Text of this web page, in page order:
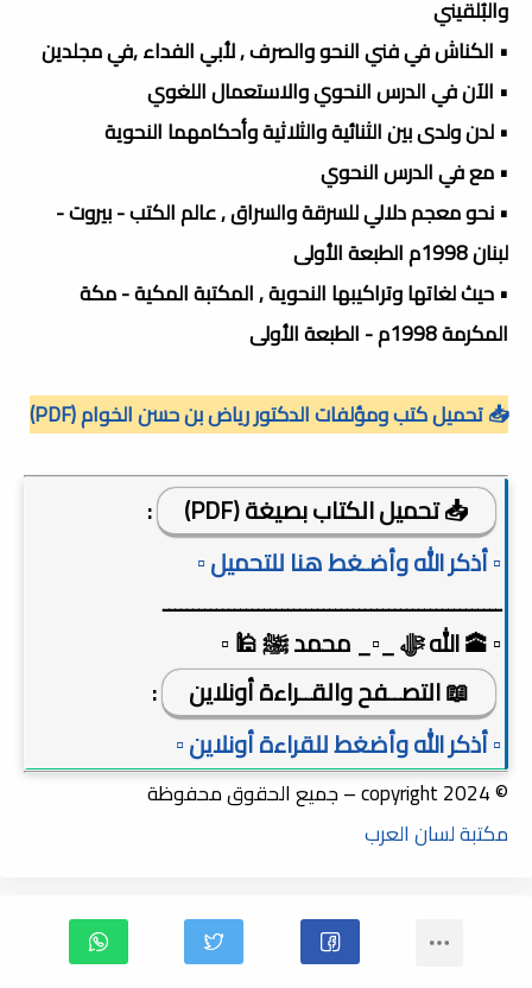
والبُلقيني
• الكناش في فني النحو والصرف , لأبي الفداء ,في مجلدين
• الآن في الدرس النحوي والاستعمال اللغوي
• لدن ولدى بين الثنائية والثلاثية وأحكامهما النحوية
• مع في الدرس النحوي
• نحو معجم دلالي للسرقة والسراق , عالم الكتب - بيروت -
لبنان 1998م الطبعة الأولى
• حيث لغاتها وتراكيبها النحوية , المكتبة المكية - مكة
المكرمة 1998م - الطبعة الأولى
📥 تحميل كتب ومؤلفات الدكتور رياض بن حسن الخوام (PDF)
📥 تحميل الكتاب بصيغة (PDF)
:
▫️ أذكر الله وأضـغط هنا للتحميل ▫️
ـــــــــــــــــــــــــــــــــــــــــــــــــــــــــ
▫️ 🕋 الله ﷻ _▫️_ محمد ﷺ 🕌 ▫️
📖 التصــفح والقــراءة أونلاين
:
▫️ أذكر الله وأضغط للقراءة أونلاين ▫️
© copyright 2024 – جميع الحقوق محفوظة
مكتبة لسان العرب